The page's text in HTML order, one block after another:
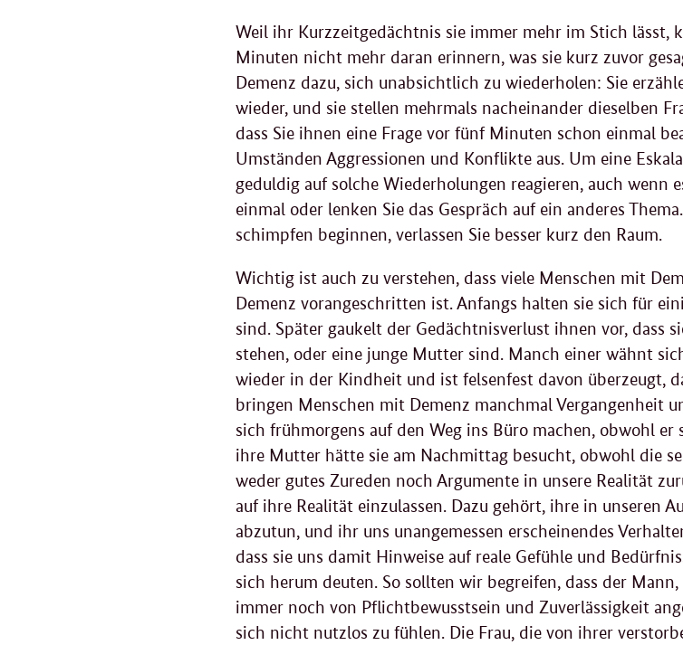
Weil ihr Kurzzeitgedächtnis sie immer mehr im Stich lässt,
Minuten nicht mehr daran erinnern, was sie kurz zuvor
Demenz dazu, sich unabsichtlich zu wiederholen: Sie
wieder, und sie stellen mehrmals nacheinander dieselben
dass Sie ihnen eine Frage vor fünf Minuten schon einmal
Umständen Aggressionen und Konflikte aus. Um eine
geduldig auf solche Wiederholungen reagieren, auch wenn
einmal oder lenken Sie das Gespräch auf ein anderes
schimpfen beginnen, verlassen Sie besser kurz den Raum.
Wichtig ist auch zu verstehen, dass viele Menschen mit
Demenz vorangeschritten ist. Anfangs halten sie sich für
sind. Später gaukelt der Gedächtnisverlust ihnen vor, dass
stehen, oder eine junge Mutter sind. Manch einer wähnt
wieder in der Kindheit und ist felsenfest davon überzeugt,
bringen Menschen mit Demenz manchmal Vergangenheit
sich frühmorgens auf den Weg ins Büro machen, obwohl
ihre Mutter hätte sie am Nachmittag besucht, obwohl die
weder gutes Zureden noch Argumente in unsere Realität
auf ihre Realität einzulassen. Dazu gehört, ihre in unseren
abzutun, und ihr uns unangemessen erscheinendes
dass sie uns damit Hinweise auf reale Gefühle und
sich herum deuten. So sollten wir begreifen, dass der
immer noch von Pflichtbewusstsein und Zuverlässigkeit
sich nicht nutzlos zu fühlen. Die Frau, die von ihrer